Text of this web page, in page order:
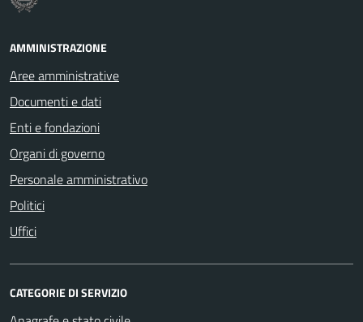
AMMINISTRAZIONE
Aree amministrative
Documenti e dati
Enti e fondazioni
Organi di governo
Personale amministrativo
Politici
Uffici
CATEGORIE DI SERVIZIO